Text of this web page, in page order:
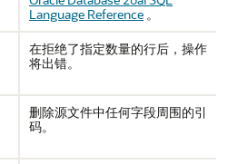
Language Reference 。
在拒绝了指定数量的行后，操作
将出错。
删除源文件中任何字段周围的引
码。